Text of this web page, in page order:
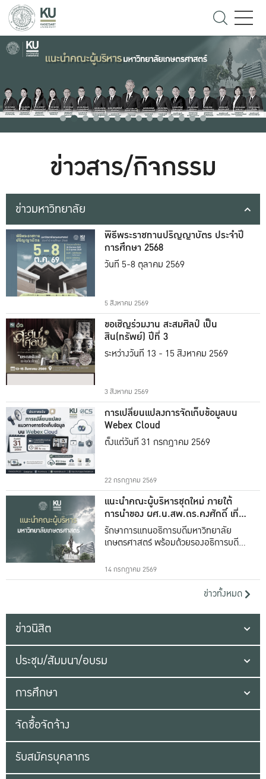
ข่าวสาร/กิจกรรม
ข่าวมหาวิทยาลัย
พิธีพระราชทานปริญญาบัตร ประจำปี
การศึกษา 2568
วันที่ 5-8 ตุลาคม 2569
5 สิงหาคม 2569
ขอเชิญร่วมงาน สะสมศิลป์ เป็น
สิน(ทรัพย์) ปีที่ 3
ระหว่างวันที่ 13 - 15 สิงหาคม 2569
3 สิงหาคม 2569
การเปลี่ยนแปลงการจัดเก็บข้อมูลบน
Webex Cloud
ตั้งแต่วันที่ 31 กรกฎาคม 2569
22 กรกฎาคม 2569
แนะนำคณะผู้บริหารชุดใหม่ ภายใต้
การนำของ ผศ.น.สพ.ดร.คงศักดิ์ เที่ยง
ธรรม
รักษาการแทนอธิการบดีมหาวิทยาลัย
เกษตรศาสตร์ พร้อมด้วยรองอธิการบดีทั้ง
14 กรกฎาคม 2569
ข่าวทั้งหมด
ข่าวนิสิต
ประชุม/สัมมนา/อบรม
การศึกษา
จัดซื้อจัดจ้าง
รับสมัครบุคลากร